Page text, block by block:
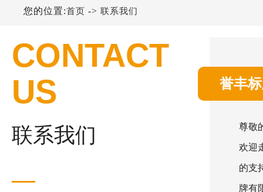
您的位置:首页 -> 联系我们
CONTACT
US
联系我们
誉丰
尊敬
欢迎
的支
牌有